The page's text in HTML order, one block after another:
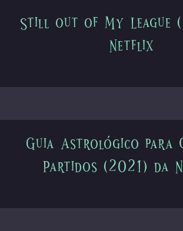
Still out of My League
Netflix
Guia Astrológico para
Partidos (2021) da